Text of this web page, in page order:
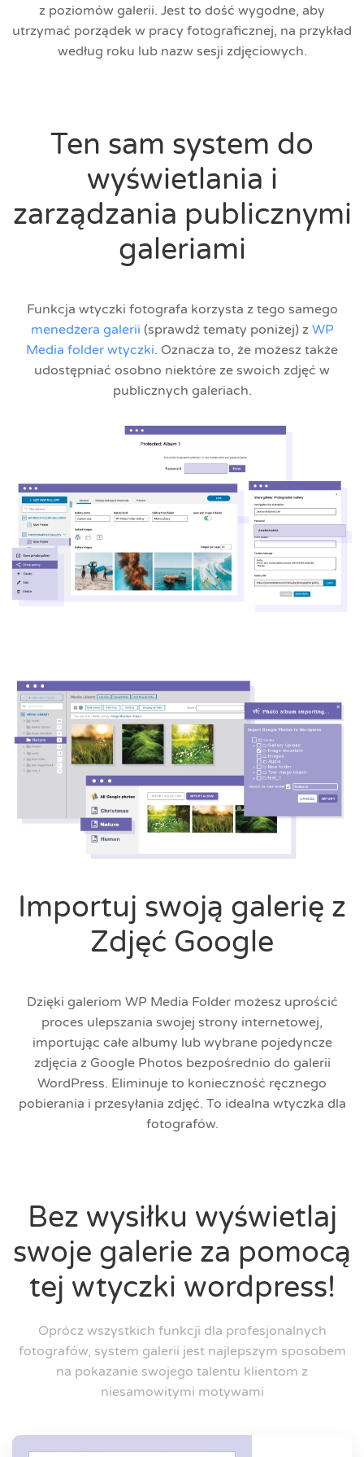
z poziomów galerii. Jest to dość wygodne, aby
utrzymać porządek w pracy fotograficznej, na przykład
według roku lub nazw sesji zdjęciowych.
Ten sam system do
wyświetlania i
zarządzania publicznymi
galeriami
Funkcja wtyczki fotografa korzysta z tego samego
menedżera galerii (sprawdź tematy poniżej) z WP
Media folder wtyczki. Oznacza to, że możesz także
udostępniać osobno niektóre ze swoich zdjęć w
publicznych galeriach.
Importuj swoją galerię z
Zdjęć Google
Dzięki galeriom WP Media Folder możesz uprościć
proces ulepszania swojej strony internetowej,
importując całe albumy lub wybrane pojedyncze
zdjęcia z Google Photos bezpośrednio do galerii
WordPress. Eliminuje to konieczność ręcznego
pobierania i przesyłania zdjęć. To idealna wtyczka dla
fotografów.
Bez wysiłku wyświetlaj
swoje galerie za pomocą
tej wtyczki wordpress!
Oprócz wszystkich funkcji dla profesjonalnych
fotografów, system galerii jest najlepszym sposobem
na pokazanie swojego talentu klientom z
niesamowitymi motywami